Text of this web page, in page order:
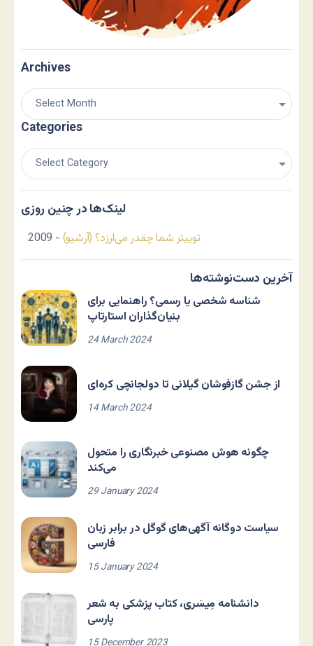
Archives
Categories
لینک‌ها در چنین روزی
توییتر شما چقدر می‌ارزد؟ (آرشیو) - 2009
آخرین دست‌نوشته‌ها
شناسه شخصی یا رسمی؟ راهنمایی برای
بنیان‌گذاران استارتاپ
24 March 2024
از جشن گازفوشان گیلانی تا دولجانچی کره‌ای
14 March 2024
چگونه هوش مصنوعی خبرنگاری را متحول
می‌کند
29 January 2024
سیاست دوگانه آگهی‌های گوگل در برابر زبان
فارسی
15 January 2024
دانشنامه مِیسَری، کتاب پزشکی به شعر
پارسی